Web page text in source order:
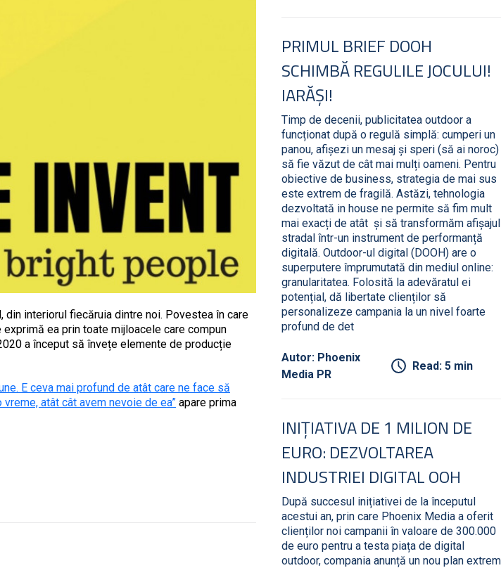
interiorul fiecăruia dintre noi. Povestea în care
ea prin toate mijloacele care compun
a început să învețe elemente de producție
E ceva mai profund de atât care ne face să
atât cât avem nevoie de ea” apare prima
PRIMUL BRIEF DOOH
SCHIMBĂ REGULILE JOCULUI!
IARĂȘI!
Timp de decenii, publicitatea outdoor a
funcționat după o regulă simplă: cumperi un
panou, afișezi un mesaj și speri (să ai noroc)
să fie văzut de cât mai mulți oameni. Pentru
obiective de business, strategia de mai sus
este extrem de fragilă. Astăzi, tehnologia
dezvoltată in house ne permite să fim mult
mai exacți de atât și să transformăm afișajul
stradal într-un instrument de performanță
digitală. Outdoor-ul digital (DOOH) are o
superputere împrumutată din mediul online:
granularitatea. Folosită la adevăratul ei
potențial, dă libertate clienților să
personalizeze campania la un nivel foarte
profund de det
Autor: Phoenix
Media PR
Read: 5 min
INIȚIATIVA DE 1 MILION DE
EURO: DEZVOLTAREA
INDUSTRIEI DIGITAL OOH
După succesul inițiativei de la începutul
acestui an, prin care Phoenix Media a oferit
clienților noi campanii în valoare de 300.000
de euro pentru a testa piața de digital
outdoor, compania anunță un nou plan extrem